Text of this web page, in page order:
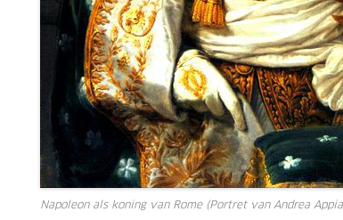
Napoleon als koning van Rome (Portret van Andrea